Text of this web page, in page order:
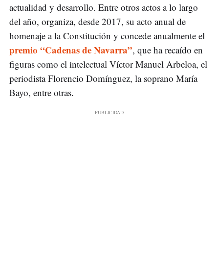
actualidad y desarrollo. Entre otros actos a lo largo
del año, organiza, desde 2017, su acto anual de
homenaje a la Constitución y concede anualmente el
premio “Cadenas de Navarra”, que ha recaído en
figuras como el intelectual Víctor Manuel Arbeloa, el
periodista Florencio Domínguez, la soprano María
Bayo, entre otras.